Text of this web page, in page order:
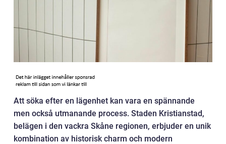
Att söka efter en lägenhet kan vara en spännande
men också utmanande process. Staden Kristianstad,
belägen i den vackra Skåne regionen, erbjuder en unik
kombination av historisk charm och modern